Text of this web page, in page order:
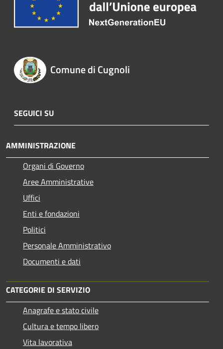
Comune di Cugnoli
SEGUICI SU
AMMINISTRAZIONE
Organi di Governo
Aree Amministrative
Uffici
Enti e fondazioni
Politici
Personale Amministrativo
Documenti e dati
CATEGORIE DI SERVIZIO
Anagrafe e stato civile
Cultura e tempo libero
Vita lavorativa